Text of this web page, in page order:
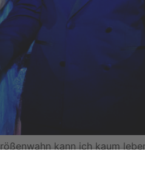
kann ich kaum
auf der Bühne des